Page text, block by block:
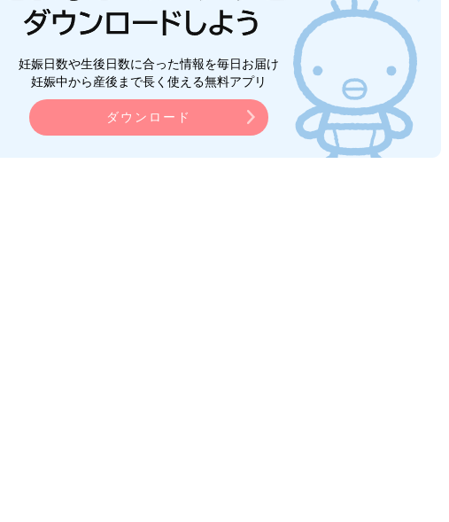
妊娠日数や生後日数に合った情報を毎日お届け
妊娠中から産後まで長く使える無料アプリ
ダウンロード